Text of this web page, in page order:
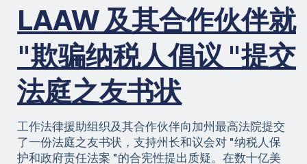
就
业
机
会
委
员
会
关
于
《怀
LAAW 及其合作伙伴就
"欺骗纳税人倡议 "提交
法庭之友书状
工作法律援助组织及其合作伙伴向加州最高法院提交
了一份法庭之友书状，支持州长和议会对 "纳税人保
护和政府责任法案 "的合宪性提出质疑。在数十亿美